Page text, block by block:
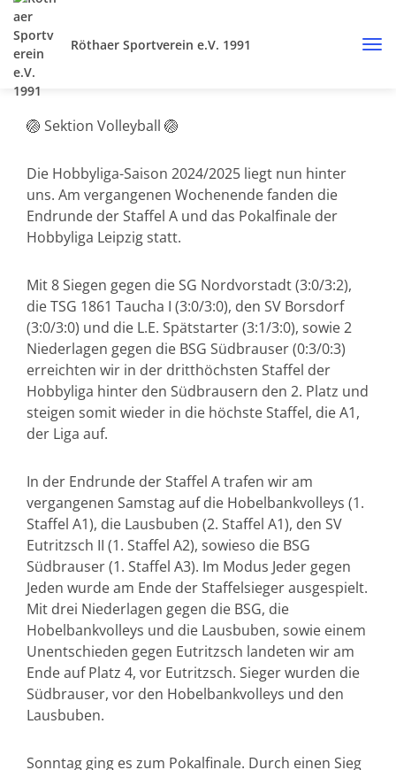
Röthaer Sportverein e.V. 1991
🏐 Sektion Volleyball 🏐
Die Hobbyliga-Saison 2024/2025 liegt nun hinter
uns. Am vergangenen Wochenende fanden die
Endrunde der Staffel A und das Pokalfinale der
Hobbyliga Leipzig statt.
Mit 8 Siegen gegen die SG Nordvorstadt (3:0/3:2),
die TSG 1861 Taucha I (3:0/3:0), den SV Borsdorf
(3:0/3:0) und die L.E. Spätstarter (3:1/3:0), sowie 2
Niederlagen gegen die BSG Südbrauser (0:3/0:3)
erreichten wir in der dritthöchsten Staffel der
Hobbyliga hinter den Südbrausern den 2. Platz und
steigen somit wieder in die höchste Staffel, die A1,
der Liga auf.
In der Endrunde der Staffel A trafen wir am
vergangenen Samstag auf die Hobelbankvolleys (1.
Staffel A1), die Lausbuben (2. Staffel A1), den SV
Eutritzsch II (1. Staffel A2), sowieso die BSG
Südbrauser (1. Staffel A3). Im Modus Jeder gegen
Jeden wurde am Ende der Staffelsieger ausgespielt.
Mit drei Niederlagen gegen die BSG, die
Hobelbankvolleys und die Lausbuben, sowie einem
Unentschieden gegen Eutritzsch landeten wir am
Ende auf Platz 4, vor Eutritzsch. Sieger wurden die
Südbrauser, vor den Hobelbankvolleys und den
Lausbuben.
Sonntag ging es zum Pokalfinale. Durch einen Sieg